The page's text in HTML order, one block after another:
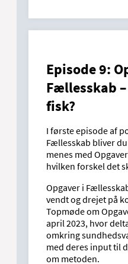
Episode 9:
Fællesskab
fisk?
I første episode af
Fællesskab bliver
menes med
hvilken forskel det
Opgaver i
vendt og drejet på
Topmøde om
april 2023, hvor
omkring
med deres input til
om metoden.